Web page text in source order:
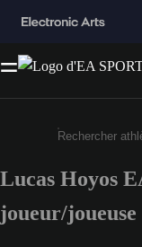
Saisissez
Lucas Hoyos
joueur/joueuse